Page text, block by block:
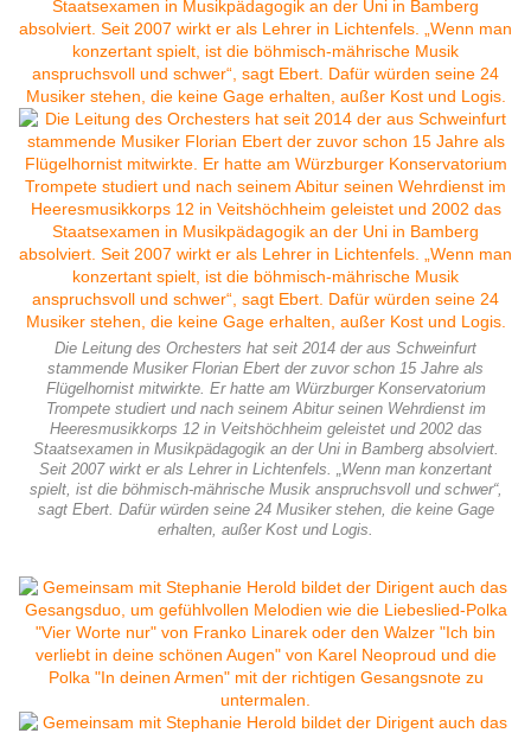
Die Leitung des Orchesters hat seit 2014 der aus Schweinfurt
stammende Musiker Florian Ebert der zuvor schon 15 Jahre als
Flügelhornist mitwirkte. Er hatte am Würzburger Konservatorium
Trompete studiert und nach seinem Abitur seinen Wehrdienst im
Heeresmusikkorps 12 in Veitshöchheim geleistet und 2002 das
Staatsexamen in Musikpädagogik an der Uni in Bamberg absolviert.
Seit 2007 wirkt er als Lehrer in Lichtenfels. „Wenn man konzertant
spielt, ist die böhmisch-mährische Musik anspruchsvoll und schwer“,
sagt Ebert. Dafür würden seine 24 Musiker stehen, die keine Gage
erhalten, außer Kost und Logis.